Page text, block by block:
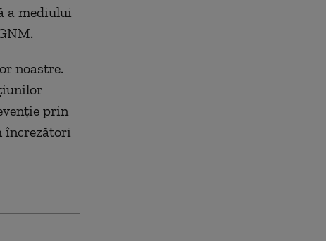
a mediului
noastre.
prin
încrezători